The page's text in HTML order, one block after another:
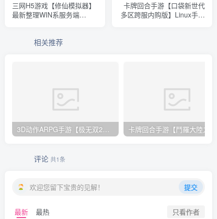
三网H5游戏【修仙模拟器】
最新整理WIN系服务端
卡牌回合手游【口袋新世代
多区跨服内购版】Linux手工
相关推荐
3D动作ARPG手游【极无双2觉醒卧龙列传版】Linux手工服务端+CDK授权后台+热更APK+安卓苹果双端+详细搭建教程
评论 共1条
欢迎您留下宝贵的见解！ 提交
最新 最热 只看作者